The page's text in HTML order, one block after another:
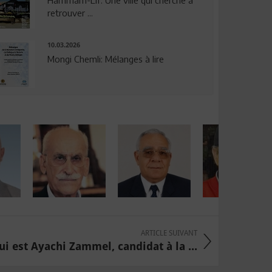
retrouver ...
10.03.2026
Mongi Chemli: Mélanges à lire
ARTICLE SUIVANT
est Ayachi Zammel, candidat à la ...